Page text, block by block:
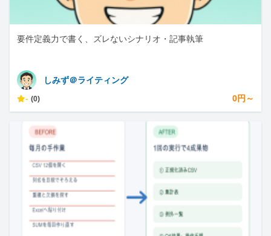
要件定義力で書く、ズレないシナリオ・記事執筆
しみず＠ライティング
- (0) 0円～